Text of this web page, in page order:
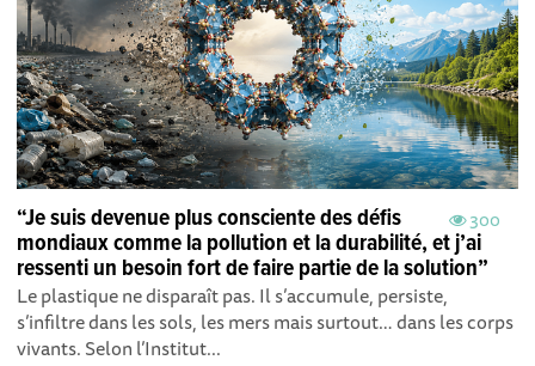
300
“Je suis devenue plus consciente des défis
mondiaux comme la pollution et la durabilité, et j’ai
ressenti un besoin fort de faire partie de la solution”
Le plastique ne disparaît pas. Il s’accumule, persiste,
s’infiltre dans les sols, les mers mais surtout… dans les corps
vivants. Selon l’Institut...